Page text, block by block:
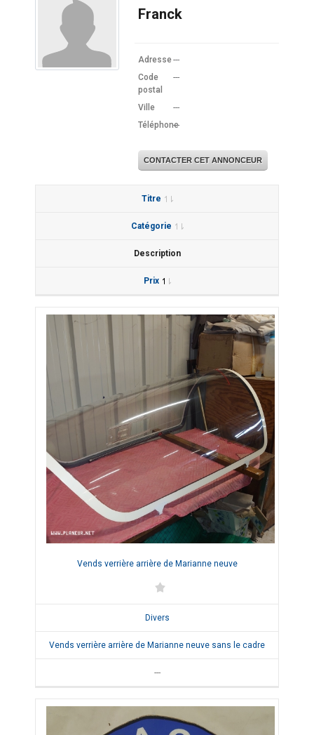
Franck
Adresse---
Code
postal
---
Ville
---
Téléphone
---
CONTACTER CET ANNONCEUR
Titre
Catégorie
Description
Prix
Vends verrière arrière de Marianne neuve
Divers
Vends verrière arrière de Marianne neuve sans le cadre
---